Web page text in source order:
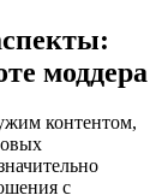
моддера
контентом,
с